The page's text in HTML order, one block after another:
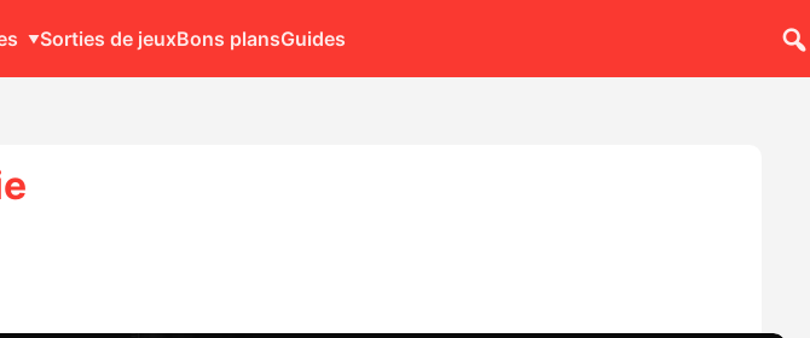
Sorties de jeuxBons plansGuides